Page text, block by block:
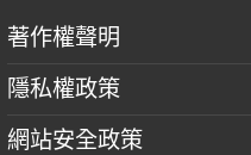
著作權聲明
隱私權政策
網站安全政策